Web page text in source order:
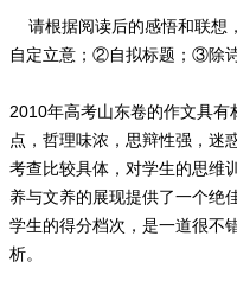
请根据阅读后的感悟和联想
自定立意；②自拟标题；③除
2010年高考山东卷的作文具
点，哲理味浓，思辩性强，迷
考查比较具体，对学生的思维
养与文养的展现提供了一个绝
学生的得分档次，是一道很不
析。